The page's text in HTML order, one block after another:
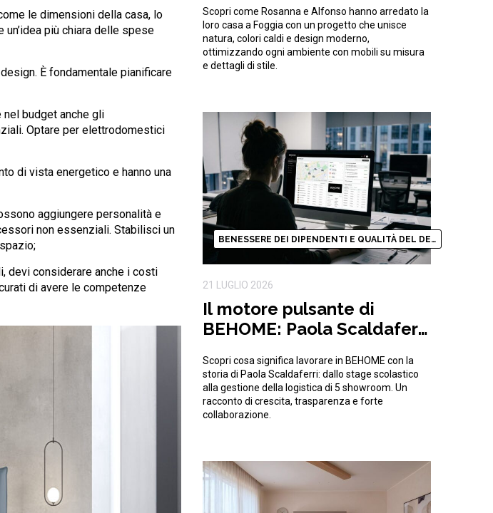
le dimensioni della casa, lo
più chiara delle spese
È fondamentale pianificare
nel budget anche gli
Optare per elettrodomestici
di vista energetico e hanno una
aggiungere personalità e
non essenziali. Stabilisci un
devi considerare anche i costi
di avere le competenze
natura
Scopri come Rosanna e Alfonso hanno arredato la
loro casa a Foggia con un progetto che unisce
natura, colori caldi e design moderno,
ottimizzando ogni ambiente con mobili su misura
e dettagli di stile.
BENESSERE DEI DIPENDENTI E QUALITÀ DEL DESIGN
21 LUGLIO 2026
Il motore pulsante di
BEHOME: Paola Scaldaferri
logistica
Scopri cosa significa lavorare in BEHOME con la
storia di Paola Scaldaferri: dallo stage scolastico
alla gestione della logistica di 5 showroom. Un
racconto di crescita, trasparenza e forte
collaborazione.